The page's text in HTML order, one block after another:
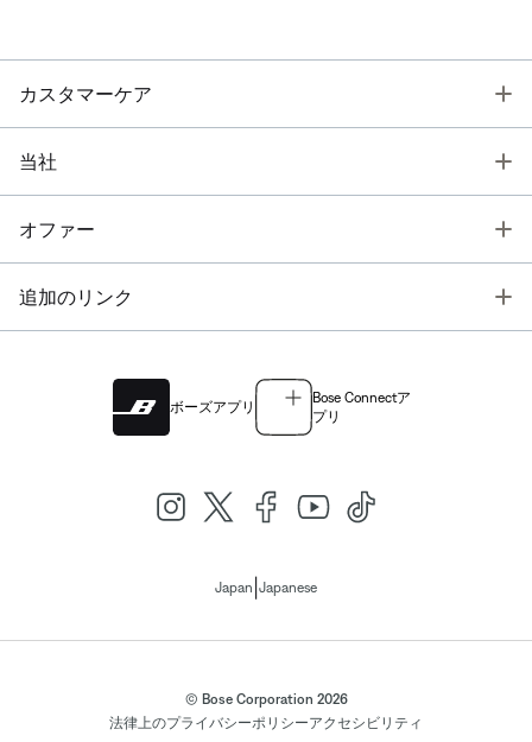
カスタマーケア
当社
オファー
追加のリンク
ボーズアプリ
Bose Connectア
プリ
Japan Japanese
© Bose Corporation 2026
法律上のプライバシーポリシーアクセシビリティ